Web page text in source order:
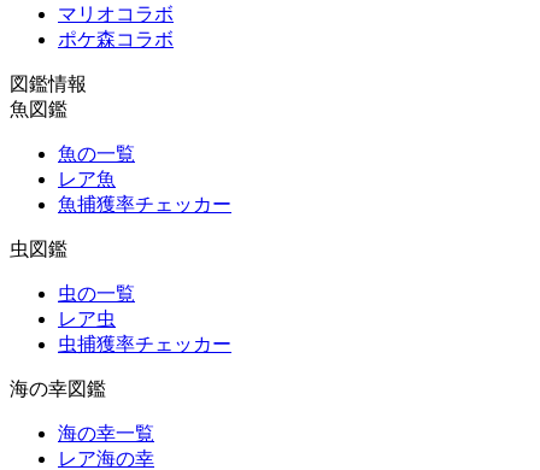
マリオコラボ
ポケ森コラボ
図鑑情報
魚図鑑
魚の一覧
レア魚
魚捕獲率チェッカー
虫図鑑
虫の一覧
レア虫
虫捕獲率チェッカー
海の幸図鑑
海の幸一覧
レア海の幸